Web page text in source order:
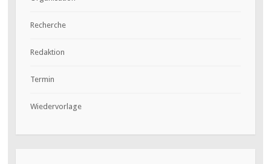
Recherche
Redaktion
Termin
Wiedervorlage